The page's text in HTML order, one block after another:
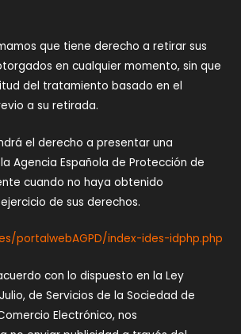
que tiene derecho a retirar sus
en cualquier momento, sin que
del tratamiento basado en el
a su retirada.
el derecho a presentar una
Agencia Española de Protección de
cuando no haya obtenido
de sus derechos.
portalwebAGPD/index-ides-idphp.php
con lo dispuesto en la Ley
de Servicios de la Sociedad de
Electrónico, nos